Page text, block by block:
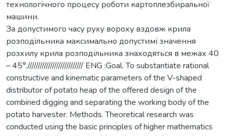
технологічного процесу роботи картоплезбиральної
машини.
За допустимого часу руху вороху вздовж крила
розподільника максимально допустимі значення
розхилу крила розподільника знаходяться в межах 40
– 45°./////////////////////////// ENG :Goal. To substantiate rational
constructive and kinematic parameters of the V-shaped
distributor of potato heap of the offered design of the
combined digging and separating the working body of the
potato harvester. Methods. Theoretical research was
conducted using the basic principles of higher mathematics